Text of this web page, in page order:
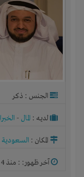
الجنس : ذكر
لديـه : المال -
المكان : السعودية
آخر ظهور: : منذ 4 اشهر